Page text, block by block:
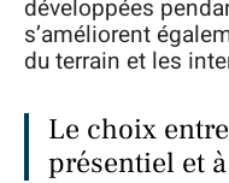
développées
s’améliorent
du terrain et les
Le choix
présentiel et